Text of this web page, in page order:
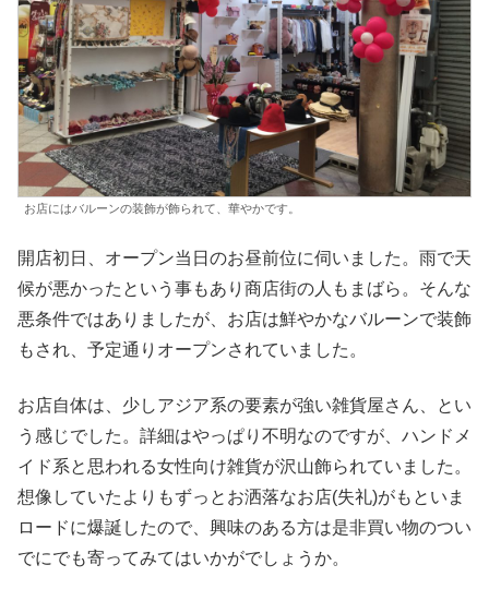
お店にはバルーンの装飾が飾られて、華やかです。
開店初日、オープン当日のお昼前位に伺いました。雨で天
候が悪かったという事もあり商店街の人もまばら。そんな
悪条件ではありましたが、お店は鮮やかなバルーンで装飾
もされ、予定通りオープンされていました。
お店自体は、少しアジア系の要素が強い雑貨屋さん、とい
う感じでした。詳細はやっぱり不明なのですが、ハンドメ
イド系と思われる女性向け雑貨が沢山飾られていました。
想像していたよりもずっとお洒落なお店(失礼)がもといま
ロードに爆誕したので、興味のある方は是非買い物のつい
でにでも寄ってみてはいかがでしょうか。